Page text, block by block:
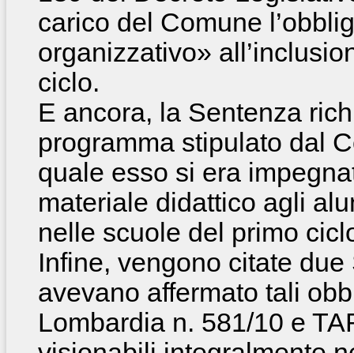
carico del Comune
organizzativo»
ciclo.
E ancora, la Sentenza
programma stipulato dal
quale esso si era
materiale didattico agli
nelle scuole del primo
Infine, vengono citate
avevano affermato tali
Lombardia n. 581/10 e